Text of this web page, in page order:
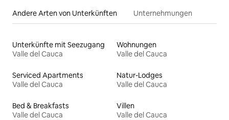
Andere Arten von Unterkünften Unternehmungen
Unterkünfte mit Seezugang
Valle del Cauca
Wohnungen
Valle del Cauca
Serviced Apartments
Valle del Cauca
Natur-Lodges
Valle del Cauca
Bed & Breakfasts
Valle del Cauca
Villen
Valle del Cauca